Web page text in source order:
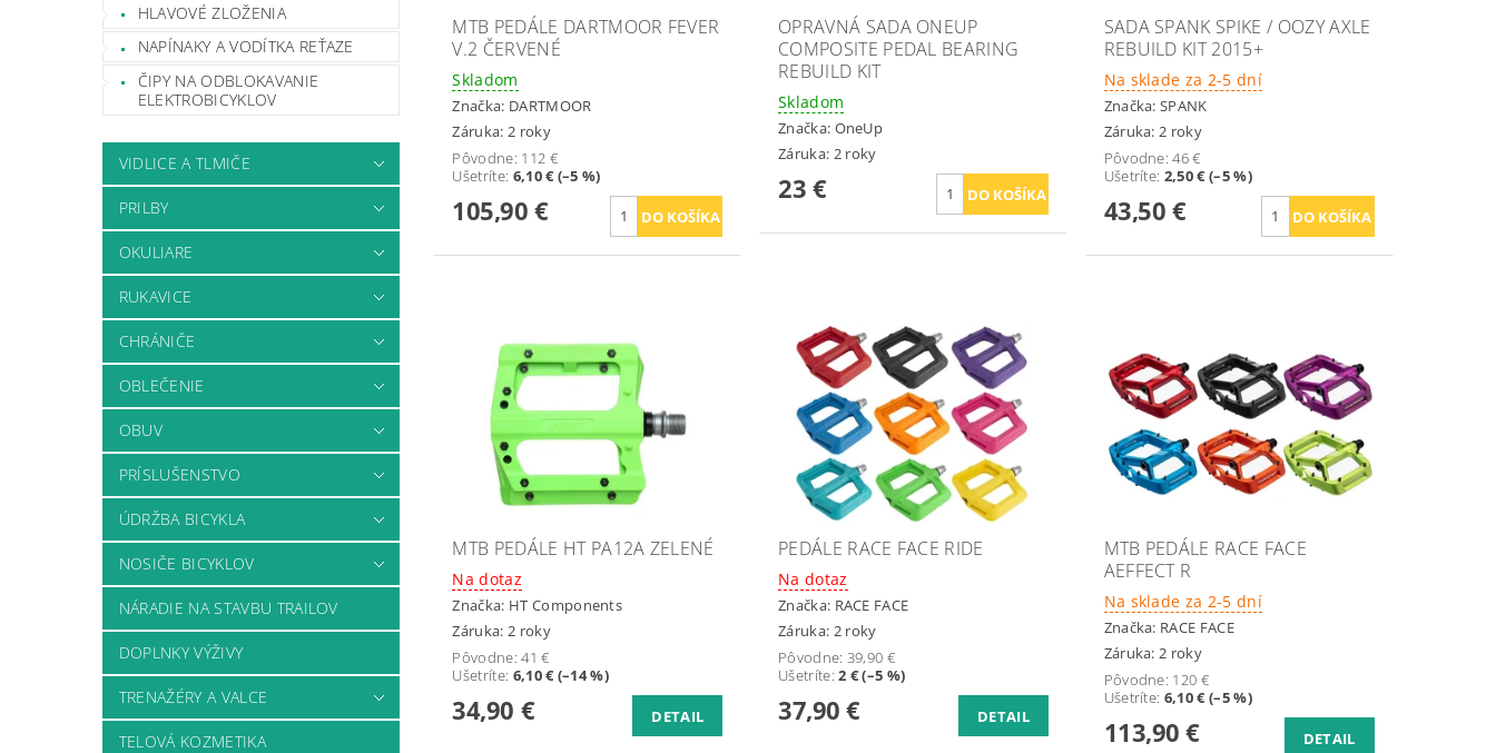
HLAVOVÉ ZLOŽENIA
NAPÍNAKY A VODÍTKA REŤAZE
ČIPY NA ODBLOKAVANIE
ELEKTROBICYKLOV
VIDLICE A TLMIČE
PRILBY
OKULIARE
RUKAVICE
CHRÁNIČE
OBLEČENIE
OBUV
PRÍSLUŠENSTVO
ÚDRŽBA BICYKLA
NOSIČE BICYKLOV
NÁRADIE NA STAVBU TRAILOV
DOPLNKY VÝŽIVY
TRENAŽÉRY A VALCE
TELOVÁ KOZMETIKA
MTB PEDÁLE DARTMOOR FEVER
V.2 ČERVENÉ
Skladom
Značka: DARTMOOR
Záruka: 2 roky
Pôvodne: 112 €
Ušetríte: 6,10 € (–5 %)
105,90 €
OPRAVNÁ SADA ONEUP
COMPOSITE PEDAL BEARING
REBUILD KIT
Skladom
Značka: OneUp
Záruka: 2 roky
23 €
SADA SPANK SPIKE / OOZY AXLE
REBUILD KIT 2015+
Na sklade za 2-5 dní
Značka:SPANK
Záruka: 2 roky
Pôvodne:46 €
Ušetríte: 2,50 € (–5 %)
43,50 €
MTB PEDÁLE HT PA12A ZELENÉ
Na dotaz
Značka: HT Components
Záruka: 2 roky
Pôvodne:41 €
Ušetríte: 6,10 € (–14 %)
34,90 € DETAIL
PEDÁLE RACE FACE RIDE
Na dotaz
Značka: RACE FACE
Záruka: 2 roky
Pôvodne: 39,90 €
Ušetríte:2 € (–5 %)
37,90 € DETAIL
MTB PEDÁLE RACE FACE
AEFFECT R
Na sklade za 2-5 dní
Značka: RACE FACE
Záruka: 2 roky
Pôvodne: 120 €
Ušetríte: 6,10 € (–5 %)
113,90 € DETAIL